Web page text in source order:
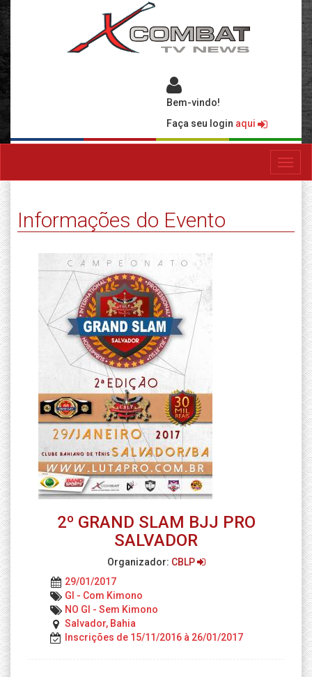
Bem-vindo!
Faça seu login aqui
Informações do Evento
2º GRAND SLAM BJJ PRO
SALVADOR
Organizador: CBLP
29/01/2017
GI - Com Kimono
NO GI - Sem Kimono
Salvador, Bahia
Inscrições de 15/11/2016 à 26/01/2017